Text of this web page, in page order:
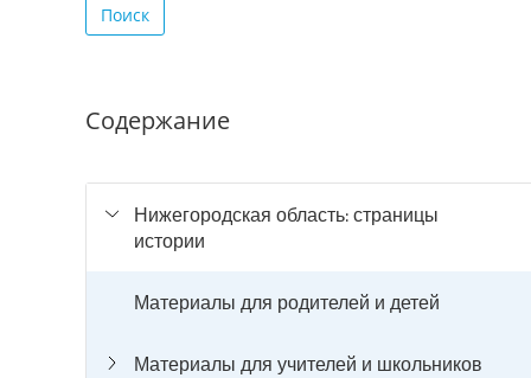
строку
для
Поиск
Содержание
Нижегородская область: страницы
истории
Материалы для родителей и детей
Материалы для учителей и школьников